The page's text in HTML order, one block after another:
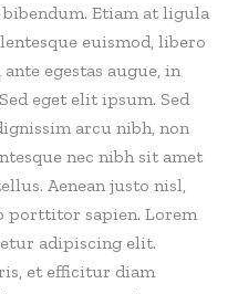
Etiam at ligula
euismod, libero
egestas augue, in
eget elit ipsum. Sed
arcu nibh, non
nec nibh sit amet
Aenean justo nisl,
porttitor sapien. Lorem
adipiscing elit.
et efficitur diam